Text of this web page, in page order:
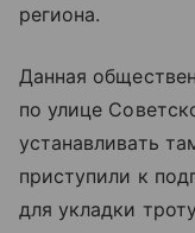
региона.
Данная
по улице
устанавливать
приступили к
для укладки